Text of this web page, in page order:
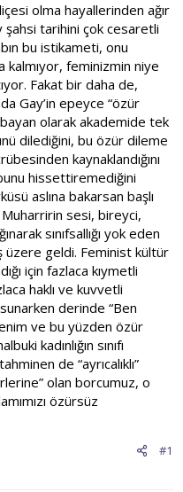
olma hayallerinden ağır
tarihini çok cesaretli
bu istikameti, onu
kalmıyor, feminizmin niye
Fakat bir daha de,
Gay’in epeyce “özür
bayan olarak akademide tek
dilediğini, bu özür dileme
kaynaklandığını
hissettiremediğini
aslına bakarsan başlı
Muharririn sesi, bireyci,
sınıfsallığı yok eden
üzere geldi. Feminist kültür
için fazlaca kıymetli
haklı ve kuvvetli
derinde “Ben
ve bu yüzden özür
kadınlığın sınıfı
de “ayrıcalıklı”
olan borcumuz, o
özürsüz
#1